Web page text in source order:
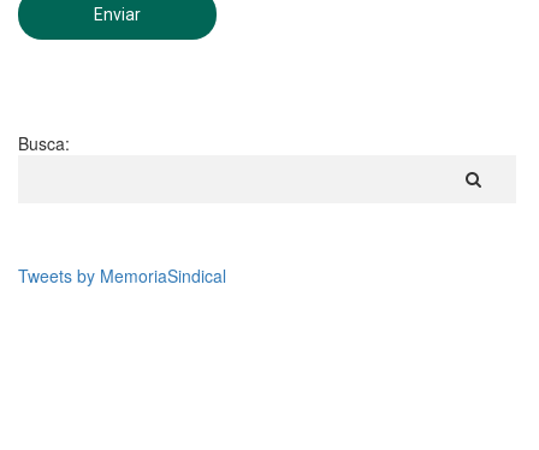
Busca:
Tweets by MemoriaSindical